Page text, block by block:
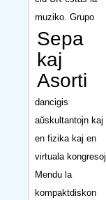
muziko. Grupo
Sepa
kaj
Asorti
dancigis
aŭskultantojn kaj
en fizika kaj en
virtuala kongresoj.
Mendu la
kompaktdiskon